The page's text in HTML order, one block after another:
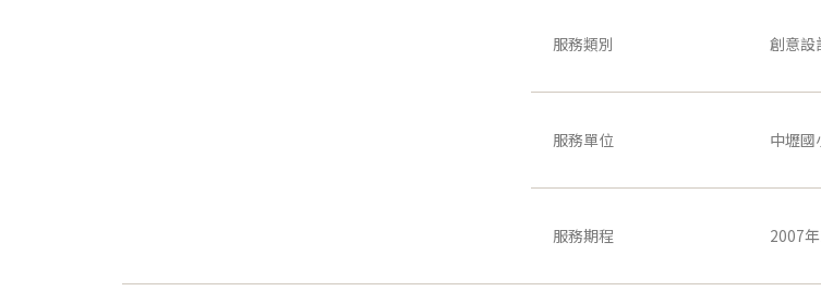
服務類別 創意設
服務單位 中壢國
服務期程 2007